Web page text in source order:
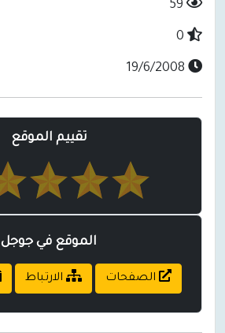
تقييم الموقع
الموقع في جوجل
الصفحات الارتباط